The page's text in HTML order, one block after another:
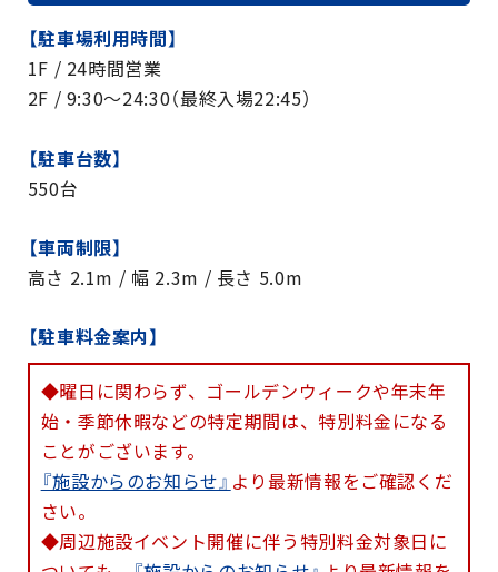
【駐車場利用時間】
1F / 24時間営業
2F / 9:30～24:30（最終入場22:45）
【駐車台数】
550台
【車両制限】
高さ 2.1m / 幅 2.3m / 長さ 5.0m
【駐車料金案内】
◆曜日に関わらず、ゴールデンウィークや年末年
始・季節休暇などの特定期間は、特別料金になる
ことがございます。
『施設からのお知らせ』 より最新情報をご確認くだ
さい。
◆周辺施設イベント開催に伴う特別料金対象日に